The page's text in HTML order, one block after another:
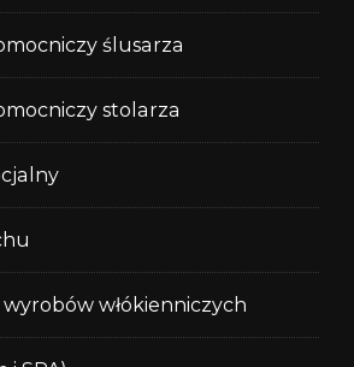
ślusarza
stolarza
włókienniczych